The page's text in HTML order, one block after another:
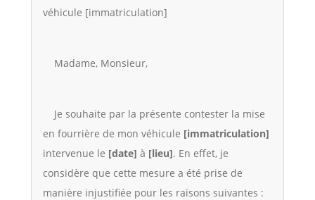
véhicule [immatriculation]
Madame, Monsieur,
Je souhaite par la présente contester la mise
en fourrière de mon véhicule [immatriculation]
intervenue le [date] à [lieu]. En effet, je
considère que cette mesure a été prise de
manière injustifiée pour les raisons suivantes :